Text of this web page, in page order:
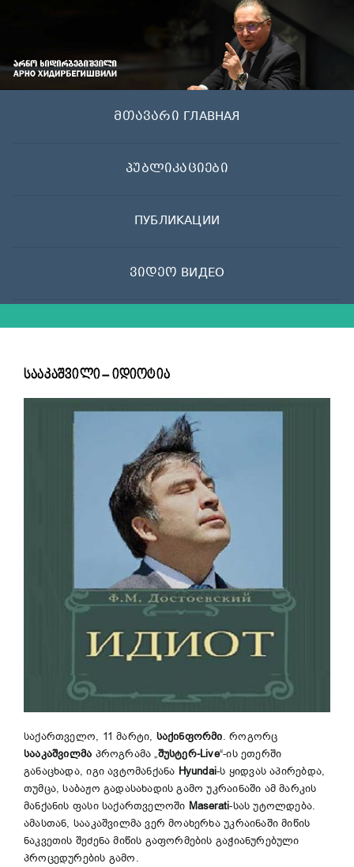
მთავარი ГЛАВНАЯ
პუბლიკაციები
ПУБЛИКАЦИИ
ვიდეო ВИДЕО
სააკაშვილი – იდიოტია
საქართველო, 11 მარტი, საქინფორმი. როგორც
სააკაშვილმა პროგრამა „შუსტერ-Live“-ის ეთერში
განაცხადა, იგი ავტომანქანა Hyundai-ს ყიდვას აპირებდა,
თუმცა, საბაჟო გადასახადის გამო უკრაინაში ამ მარკის
მანქანის ფასი საქართველოში Maserati-სას უტოლდება.
ამასთან, სააკაშვილმა ვერ მოახერხა უკრაინაში მიწის
ნაკვეთის შეძენა მიწის გაფორმების გაჭიანურებული
პროცედურების გამო.